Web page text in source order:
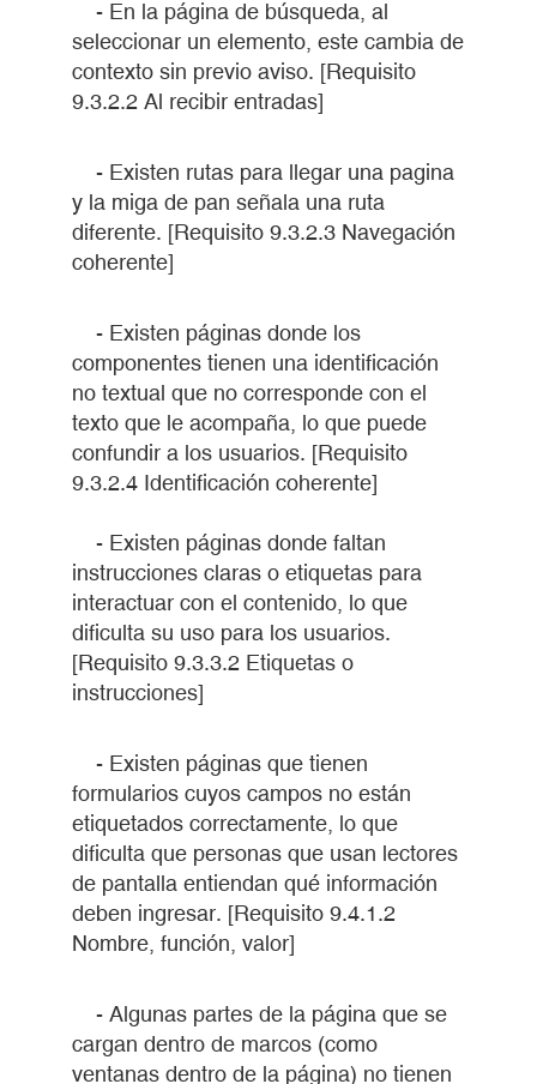
- En la página de búsqueda, al
seleccionar un elemento, este cambia de
contexto sin previo aviso. [Requisito
9.3.2.2 Al recibir entradas]
- Existen rutas para llegar una pagina
y la miga de pan señala una ruta
diferente. [Requisito 9.3.2.3 Navegación
coherente]
- Existen páginas donde los
componentes tienen una identificación
no textual que no corresponde con el
texto que le acompaña, lo que puede
confundir a los usuarios. [Requisito
9.3.2.4 Identificación coherente]
- Existen páginas donde faltan
instrucciones claras o etiquetas para
interactuar con el contenido, lo que
dificulta su uso para los usuarios.
[Requisito 9.3.3.2 Etiquetas o
instrucciones]
- Existen páginas que tienen
formularios cuyos campos no están
etiquetados correctamente, lo que
dificulta que personas que usan lectores
de pantalla entiendan qué información
deben ingresar. [Requisito 9.4.1.2
Nombre, función, valor]
- Algunas partes de la página que se
cargan dentro de marcos (como
ventanas dentro de la página) no tienen